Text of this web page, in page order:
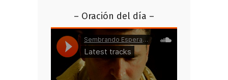
– Oración del día –